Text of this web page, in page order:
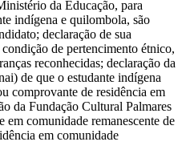
da Educação, para
indígena e quilombola, são
declaração de sua
de pertencimento étnico,
reconhecidas; declaração da
de que o estudante indígena
comprovante de residência em
da Fundação Cultural Palmares
em comunidade remanescente de
em comunidade